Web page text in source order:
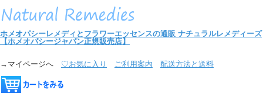
ホメオパシーレメディとフラワーエッセンスの通販 ナチュラルレメディーズ
【ホメオパシージャパン正規販売店】
→マイページへ ♡お気に入り ご利用案内 配送方法と送料